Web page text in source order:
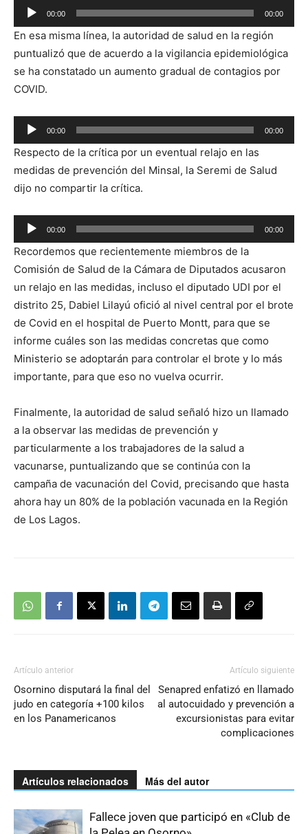
Reproductor
de
audio
00:00 00:00
En esa misma línea, la autoridad de salud en la región
puntualizó que de acuerdo a la vigilancia epidemiológica
se ha constatado un aumento gradual de contagios por
COVID.
Reproductor
de
audio
00:00 00:00
Respecto de la crítica por un eventual relajo en las
medidas de prevención del Minsal, la Seremi de Salud
dijo no compartir la crítica.
Reproductor
de
audio
00:00 00:00
Recordemos que recientemente miembros de la
Comisión de Salud de la Cámara de Diputados acusaron
un relajo en las medidas, incluso el diputado UDI por el
distrito 25, Dabiel Lilayú ofició al nivel central por el brote
de Covid en el hospital de Puerto Montt, para que se
informe cuáles son las medidas concretas que como
Ministerio se adoptarán para controlar el brote y lo más
importante, para que eso no vuelva ocurrir.
Finalmente, la autoridad de salud señaló hizo un llamado
a la observar las medidas de prevención y
particularmente a los trabajadores de la salud a
vacunarse, puntualizando que se continúa con la
campaña de vacunación del Covid, precisando que hasta
ahora hay un 80% de la población vacunada en la Región
de Los Lagos.
Artículo anterior
Osornino disputará la final del
judo en categoría +100 kilos
en los Panamericanos
Artículo siguiente
Senapred enfatizó en llamado
al autocuidado y prevención a
excursionistas para evitar
complicaciones
Artículos relacionados Más del autor
Fallece joven que participó en «Club de